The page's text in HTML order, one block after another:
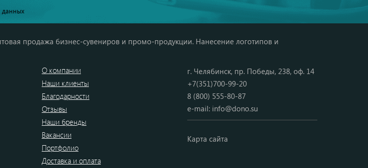
продажа бизнес-сувениров и промо-продукции. Нанесение логотипов и
О компании
Наши клиенты
Благодарности
Отзывы
Наши бренды
Вакансии
Портфолио
Доставка и оплата
г. Челябинск, пр. Победы, 238, оф. 14
+7(351)700-99-20
8 (800) 555-80-87
e-mail: info@dono.su
Карта сайта